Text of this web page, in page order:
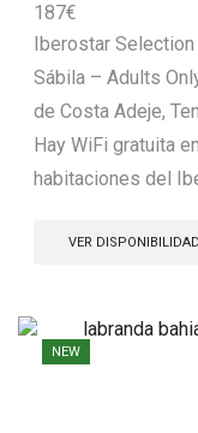
187€
Iberostar
Sábila – Adults
de Costa Adeje,
Hay WiFi gratuita
habitaciones del
VER DISPONIBILIDAD
NEW